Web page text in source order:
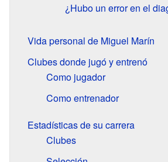
¿Hubo un error en el
Vida personal de Miguel Marín
Clubes donde jugó y entrenó
Como jugador
Como entrenador
Estadísticas de su carrera
Clubes